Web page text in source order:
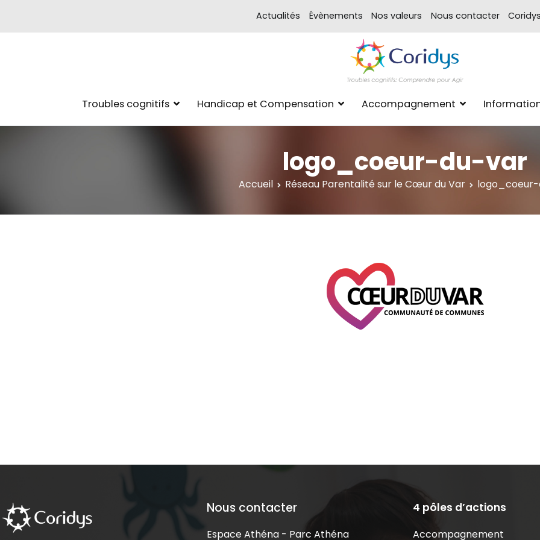
Actualités Évènements Nos valeurs Nous contacter
xpertise
Troubles cognitifs Handicap et Compensation Accompagnement
logo_coeur-du-var
Accueil Réseau Parentalité sur le Cœur du Var
Nous contacter
Espace Athéna - Parc Athéna
4 pôles d’actions
Accompagnement